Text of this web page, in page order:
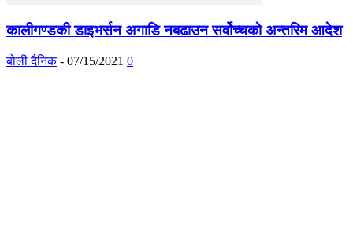
कालीगण्डकी डाइभर्सन अगाडि नबढाउन सर्वोच्चकाे अन्तरिम आदेश
बोली दैनिक - 07/15/2021 0